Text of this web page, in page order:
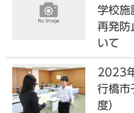
学校施
再発防
いて
2023
行橋市
度）